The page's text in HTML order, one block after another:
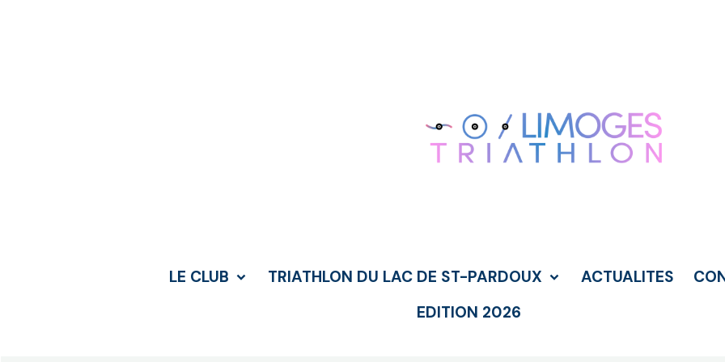
LE CLUB TRIATHLON DU LAC DE ST-PARDOUX ACTUALITES
EDITION 2026